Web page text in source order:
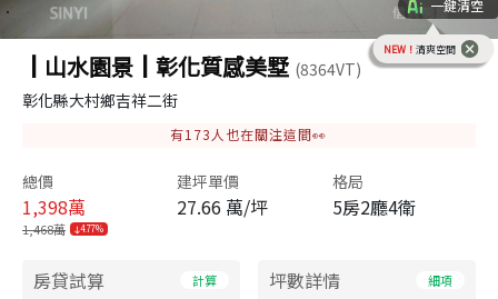
一鍵清空
NEW！ 清爽空間
║山水園景║彰化質感美墅 (8364VT)
彰化縣大村鄉吉祥二街
有173 人也在關注這間👀
總價
1,398萬
1,468萬 4.77%
建坪單價
27.66 萬/坪
格局
5房2廳4衛
房貸試算 計算 坪數詳情 細項